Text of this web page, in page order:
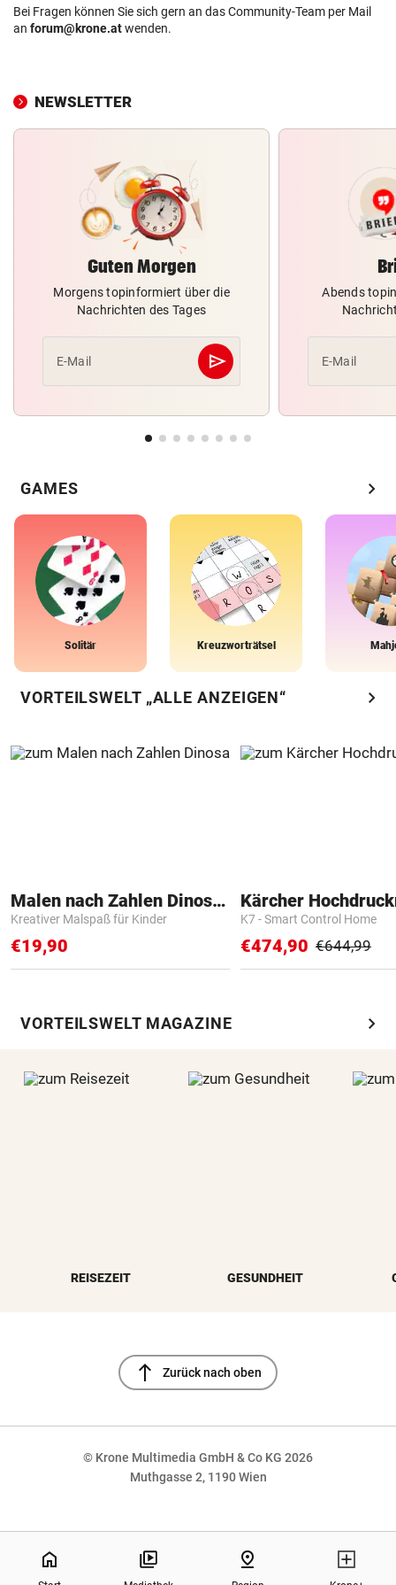
Bei Fragen können Sie sich gern an das Community-Team per Mail
an forum@krone.atwenden.
NEWSLETTER
Guten Morgen
Morgens topinformiert über die
Nachrichten des Tages
E-Mail send
Abschicken
Abends
E-Mail
GAMES chevron_right
Solitär Kreuzworträtsel
VORTEILSWELT „ALLE ANZEIGEN“ chevron_right
Malen nach Zahlen Dinosaurier
Kreativer Malspaß für Kinder
€19,90
Kärcher
K7 - Smart Control Home
€474,90 €644,99
VORTEILSWELT MAGAZINE chevron_right
REISEZEIT GESUNDHEIT
north Zurück nach oben
© Krone Multimedia GmbH & Co KG 2026
Muthgasse 2, 1190 Wien
home pin_drop
NaN%